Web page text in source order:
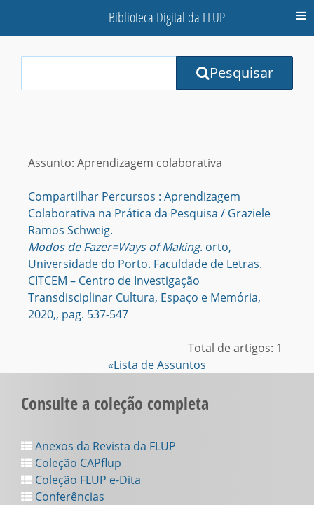
Biblioteca Digital da FLUP
Terms:
Pesquisar
Assunto: Aprendizagem colaborativa
Compartilhar Percursos : Aprendizagem
Colaborativa na Prática da Pesquisa / Graziele
Ramos Schweig.
Modos de Fazer=Ways of Making. orto,
Universidade do Porto. Faculdade de Letras.
CITCEM – Centro de Investigação
Transdisciplinar Cultura, Espaço e Memória,
2020,, pag. 537-547
Total de artigos: 1
«Lista de Assuntos
Consulte a coleção completa
Anexos da Revista da FLUP
Coleção CAPflup
Coleção FLUP e-Dita
Conferências